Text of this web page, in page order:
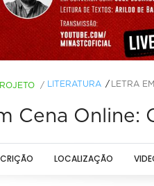
/ LITERATURA LETRA
Cena Online:
LOCALIZAÇÃO